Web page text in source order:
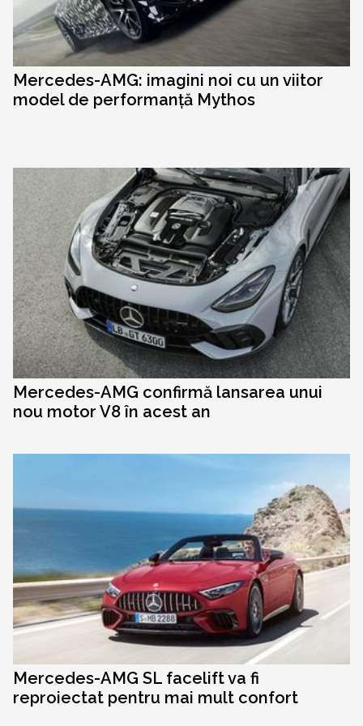
Mercedes-AMG: imagini noi cu un viitor
model de performanță Mythos
Mercedes-AMG confirmă lansarea unui
nou motor V8 în acest an
Mercedes-AMG SL facelift va fi
reproiectat pentru mai mult confort